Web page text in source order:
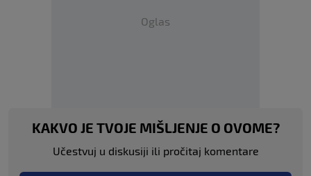
Oglas
KAKVO JE TVOJE MIŠLJENJE O OVOME?
Učestvuj u diskusiji ili pročitaj komentare